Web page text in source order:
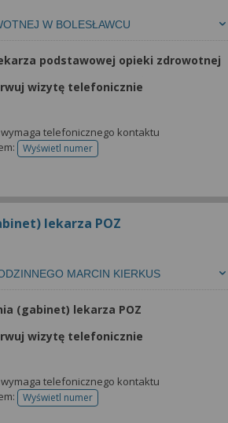
W BOLESŁAWCU
podstawowej opieki zdrowotnej
wizytę telefonicznie
telefonicznego kontaktu
Wyświetl numertelefonu do rejestracji
lekarza POZ
MARCIN KIERKUS
(gabinet) lekarza POZ
wizytę telefonicznie
telefonicznego kontaktu
Wyświetl numertelefonu do rejestracji